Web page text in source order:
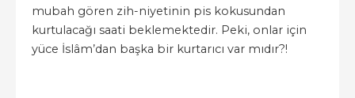
mubah gören zih-niyetinin pis kokusundan
kurtulacağı saati beklemektedir. Peki, onlar için
yüce İslâm’dan başka bir kurtarıcı var mıdır?!